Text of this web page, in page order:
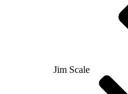
Jim Scale